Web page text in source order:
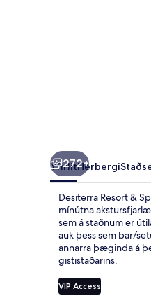
272+
YfirlitHerbergi
Desiterra Resort &
mínútna
sem á staðnum er
auk þess sem bar/
annarra þæginda á
gististaðarins.
VIP Access